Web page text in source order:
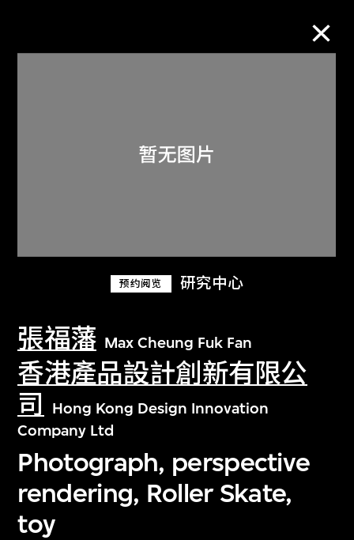
预约阅览 研究中心
張福藩 Max Cheung Fuk Fan
香港產品設計創新有限公
司
Hong Kong Design Innovation
Company Ltd
Photograph, perspective
rendering, Roller Skate,
toy
关于M+藏品
探索世界顶级的二十及二十一世纪视觉
文化藏品。